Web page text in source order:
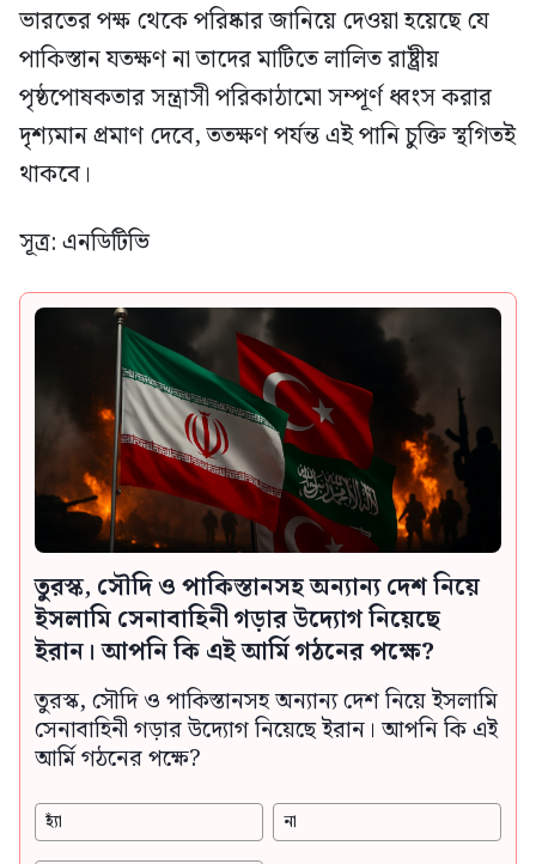
ভারতের পক্ষ থেকে পরিষ্কার জানিয়ে দেওয়া হয়েছে যে
পাকিস্তান যতক্ষণ না তাদের মাটিতে লালিত রাষ্ট্রীয়
পৃষ্ঠপোষকতার সন্ত্রাসী পরিকাঠামো সম্পূর্ণ ধ্বংস করার
দৃশ্যমান প্রমাণ দেবে, ততক্ষণ পর্যন্ত এই পানি চুক্তি স্থগিতই
থাকবে।
সূত্র: এনডিটিভি
তুরস্ক, সৌদি ও পাকিস্তানসহ অন্যান্য দেশ নিয়ে
ইসলামি সেনাবাহিনী গড়ার উদ্যোগ নিয়েছে
ইরান। আপনি কি এই আর্মি গঠনের পক্ষে?
তুরস্ক, সৌদি ও পাকিস্তানসহ অন্যান্য দেশ নিয়ে ইসলামি
সেনাবাহিনী গড়ার উদ্যোগ নিয়েছে ইরান। আপনি কি এই
আর্মি গঠনের পক্ষে?
হ্যাঁ না